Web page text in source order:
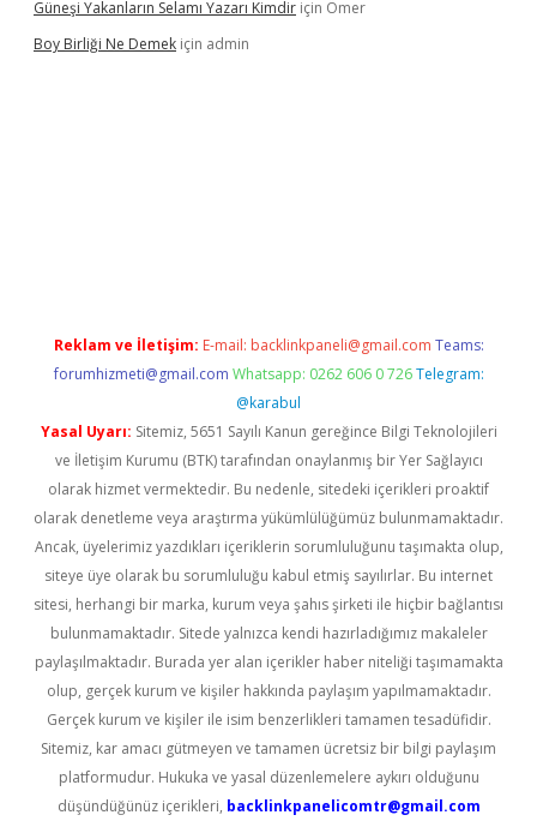
Güneşi Yakanların Selamı Yazarı Kimdir için Ömer
Boy Birliği Ne Demek için admin
Reklam ve İletişim: E-mail: backlinkpaneli@gmail.com Teams:
forumhizmeti@gmail.com Whatsapp: 0262 606 0 726 Telegram:
@karabul
Yasal Uyarı: Sitemiz, 5651 Sayılı Kanun gereğince Bilgi Teknolojileri
ve İletişim Kurumu (BTK) tarafından onaylanmış bir Yer Sağlayıcı
olarak hizmet vermektedir. Bu nedenle, sitedeki içerikleri proaktif
olarak denetleme veya araştırma yükümlülüğümüz bulunmamaktadır.
Ancak, üyelerimiz yazdıkları içeriklerin sorumluluğunu taşımakta olup,
siteye üye olarak bu sorumluluğu kabul etmiş sayılırlar. Bu internet
sitesi, herhangi bir marka, kurum veya şahıs şirketi ile hiçbir bağlantısı
bulunmamaktadır. Sitede yalnızca kendi hazırladığımız makaleler
paylaşılmaktadır. Burada yer alan içerikler haber niteliği taşımamakta
olup, gerçek kurum ve kişiler hakkında paylaşım yapılmamaktadır.
Gerçek kurum ve kişiler ile isim benzerlikleri tamamen tesadüfidir.
Sitemiz, kar amacı gütmeyen ve tamamen ücretsiz bir bilgi paylaşım
platformudur. Hukuka ve yasal düzenlemelere aykırı olduğunu
düşündüğünüz içerikleri, backlinkpanelicomtr@gmail.com